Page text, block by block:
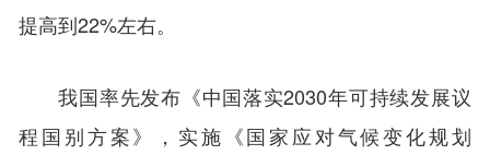
提高到22%左右。
我国率先发布《中国落实2030年可持续发展议
程国别方案》，实施《国家应对气候变化规划